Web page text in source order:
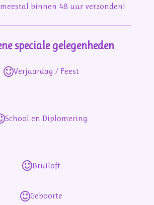
binnen 48 uur verzonden!
speciale gelegenheden
Verjaardag / Feest
School en Diplomering
Bruiloft
Geboorte